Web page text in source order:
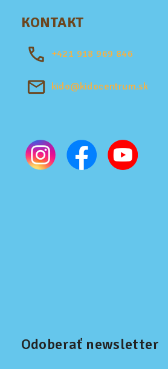
KONTAKT
+421 918 969 846
kido@kidocentrum.sk
Odoberať newsletter